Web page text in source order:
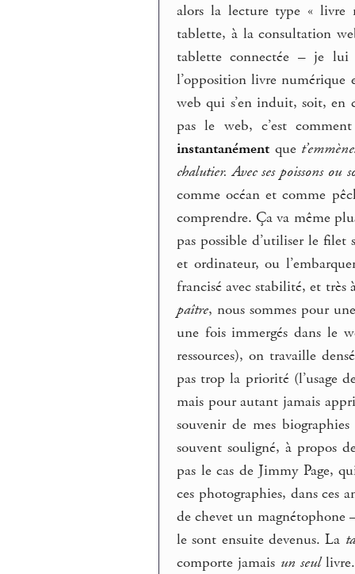
alors la lecture type « livre
tablette, à la consultation
tablette connectée – je lui
l’opposition livre numérique
web qui s’en induit, soit, en
pas le web, c’est
instantanément que
chalutier. Avec ses poissons ou
comme océan et comme
comprendre. Ça va même
pas possible d’utiliser le filet
et ordinateur, ou
francisé avec stabilité, et très
paître, nous sommes pour
une fois immergés dans le
ressources), on travaille
pas trop la priorité (l’usage
mais pour autant jamais
souvenir de mes
souvent souligné, à propos
pas le cas de Jimmy Page,
ces photographies, dans ces
de chevet un magnétophone
le sont ensuite devenus. La
comporte jamais un seullivre.